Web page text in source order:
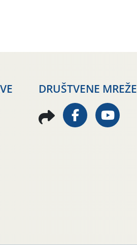
DRUŠTVENE MREŽE